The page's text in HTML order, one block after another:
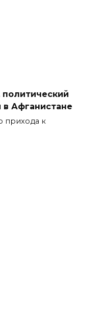
политический
в Афганистане
прихода к